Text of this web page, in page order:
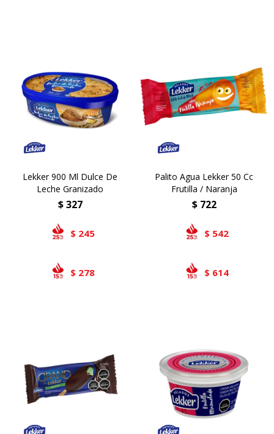
Lekker 900 Ml Dulce De
Leche Granizado
$ 327
$ 245
$ 278
Palito Agua Lekker 50 Cc
Frutilla / Naranja
$ 722
$ 542
$ 614